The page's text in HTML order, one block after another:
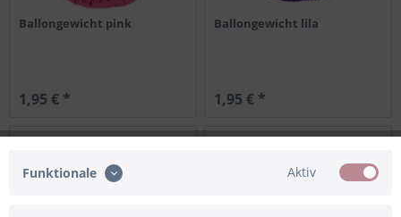
Ballongewicht pink
1,95 € *
Ballongewicht lila
1,95 € *
Funktionale Aktiv